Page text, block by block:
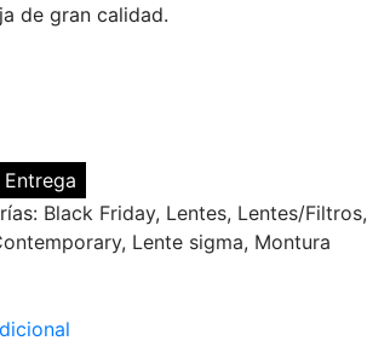
de gran calidad.
Black Friday, Lentes, Lentes/Filtros,
, Lente sigma, Montura